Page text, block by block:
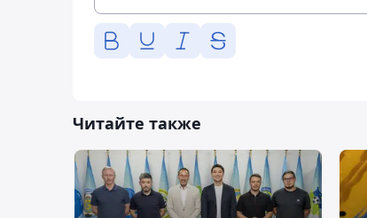
Читайте также